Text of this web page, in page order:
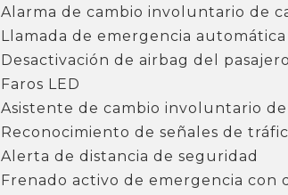
Alarma de cambio involuntario de
Llamada de emergencia automática
Desactivación de airbag del
Faros LED
Asistente de cambio involuntario de
Reconocimiento de señales de
Alerta de distancia de seguridad
Frenado activo de emergencia con